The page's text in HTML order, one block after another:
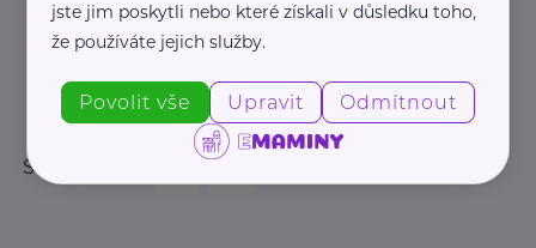
Sledujte nás:
jste jim poskytli nebo které získali v důsledku toho,
že používáte jejich služby.
Povolit vše Upravit Odmítnout